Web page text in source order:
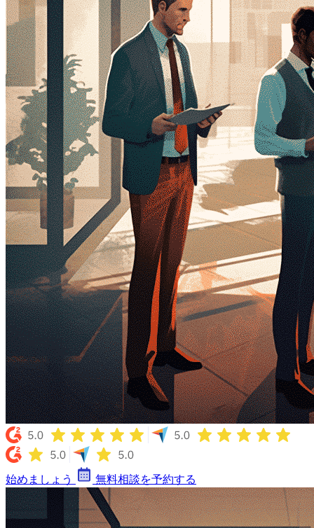
始めましょう 無料相談を予約する